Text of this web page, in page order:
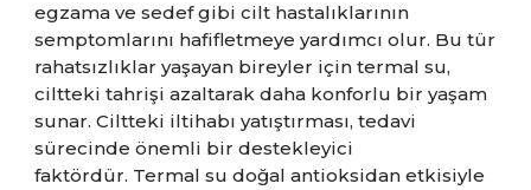
egzama ve sedef gibi cilt hastalıklarının
semptomlarını hafifletmeye yardımcı olur. Bu tür
rahatsızlıklar yaşayan bireyler için termal su,
ciltteki tahrişi azaltarak daha konforlu bir yaşam
sunar. Ciltteki iltihabı yatıştırması, tedavi
sürecinde önemli bir destekleyici
faktördür. Termal su doğal antioksidan etkisiyle